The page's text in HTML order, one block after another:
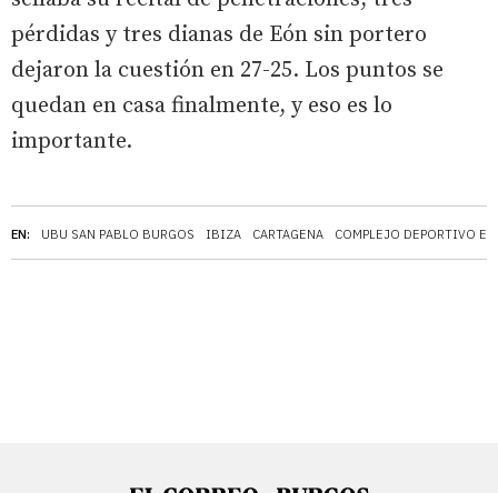
EN: UBU SAN PABLO BURGOS IBIZA CARTAGENA COMPLEJO DEPORTIVO
pérdidas y tres dianas de Eón sin portero
dejaron la cuestión en 27-25. Los puntos se
quedan en casa finalmente, y eso es lo
importante.